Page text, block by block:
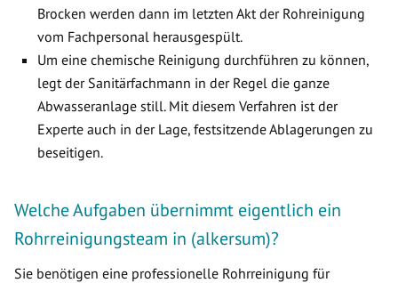
Brocken werden dann im letzten Akt der Rohreinigung
vom Fachpersonal herausgespült.
Um eine chemische Reinigung durchführen zu können,
legt der Sanitärfachmann in der Regel die ganze
Abwasseranlage still. Mit diesem Verfahren ist der
Experte auch in der Lage, festsitzende Ablagerungen zu
beseitigen.
Welche Aufgaben übernimmt eigentlich ein
Rohrreinigungsteam in (alkersum)?
Sie benötigen eine professionelle Rohrreinigung für